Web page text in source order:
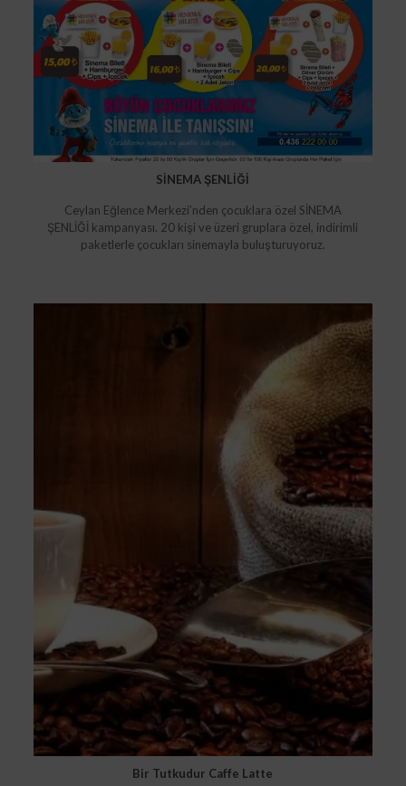
SİNEMA ŞENLİĞİ
Ceylan Eğlence Merkezi’nden çocuklara özel SİNEMA
ŞENLİĞİ kampanyası. 20 kişi ve üzeri gruplara özel, indirimli
paketlerle çocukları sinemayla buluşturuyoruz.
Bir Tutkudur Caffe Latte